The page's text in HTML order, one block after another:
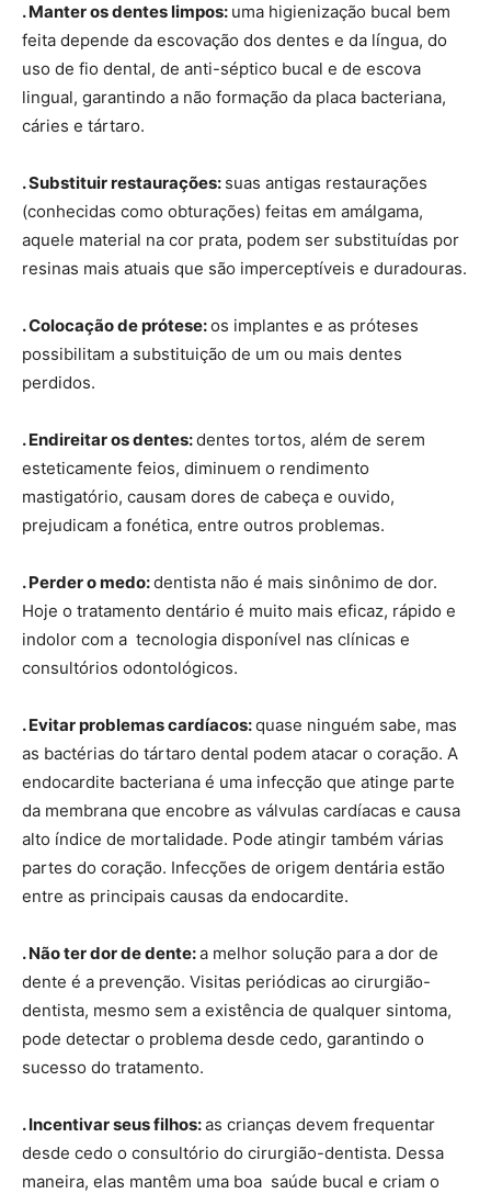
. Manter os dentes limpos: uma higienização bucal bem
feita depende da escovação dos dentes e da língua, do
uso de fio dental, de anti-séptico bucal e de escova
lingual, garantindo a não formação da placa bacteriana,
cáries e tártaro.
. Substituir restaurações: suas antigas restaurações
(conhecidas como obturações) feitas em amálgama,
aquele material na cor prata, podem ser substituídas por
resinas mais atuais que são imperceptíveis e duradouras.
. Colocação de prótese:os implantes e as próteses
possibilitam a substituição de um ou mais dentes
perdidos.
. Endireitar os dentes:dentes tortos, além de serem
esteticamente feios, diminuem o rendimento
mastigatório, causam dores de cabeça e ouvido,
prejudicam a fonética, entre outros problemas.
. Perder o medo:dentista não é mais sinônimo de dor.
Hoje o tratamento dentário é muito mais eficaz, rápido e
indolor com a tecnologia disponível nas clínicas e
consultórios odontológicos.
. Evitar problemas cardíacos:quase ninguém sabe, mas
as bactérias do tártaro dental podem atacar o coração. A
endocardite bacteriana é uma infecção que atinge parte
da membrana que encobre as válvulas cardíacas e causa
alto índice de mortalidade. Pode atingir também várias
partes do coração. Infecções de origem dentária estão
entre as principais causas da endocardite.
. Não ter dor de dente:a melhor solução para a dor de
dente é a prevenção. Visitas periódicas ao cirurgião-
dentista, mesmo sem a existência de qualquer sintoma,
pode detectar o problema desde cedo, garantindo o
sucesso do tratamento.
. Incentivar seus filhos:as crianças devem frequentar
desde cedo o consultório do cirurgião-dentista. Dessa
maneira, elas mantêm uma boa saúde bucal e criam o